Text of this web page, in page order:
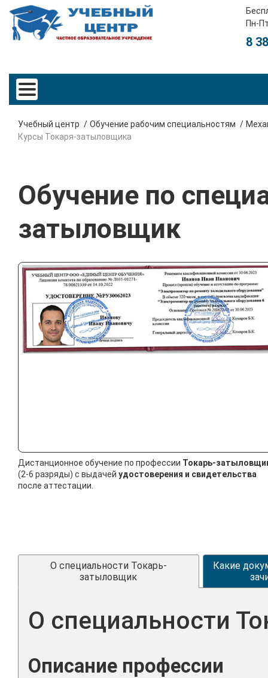
Пн-
8
Учебный центр Обучение рабочим специальностям
Курсы Токаря-затыловщика
Обучение по
затыловщик
Дистанционное обучение по профессии Токарь-
(2-6 разряды) с выдачей удостоверения и свидетельства
после аттестации.
О специальности Токарь-
затыловщик
Какие
О специальности
Описание профессии